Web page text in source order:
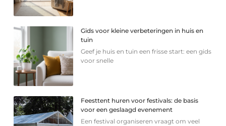
Gids voor kleine verbeteringen in huis en
tuin
Geef je huis en tuin een frisse start: een gids
voor snelle
Feesttent huren voor festivals: de basis
voor een geslaagd evenement
Een festival organiseren vraagt om veel